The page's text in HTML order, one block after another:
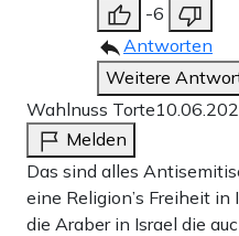
-6
Antworten
Weitere
Wahlnuss Torte
Melden
Das sind alles
eine Religion’s Freiheit in
die Araber in Israel die